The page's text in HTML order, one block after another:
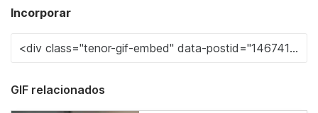
Incorporar
GIF relacionados